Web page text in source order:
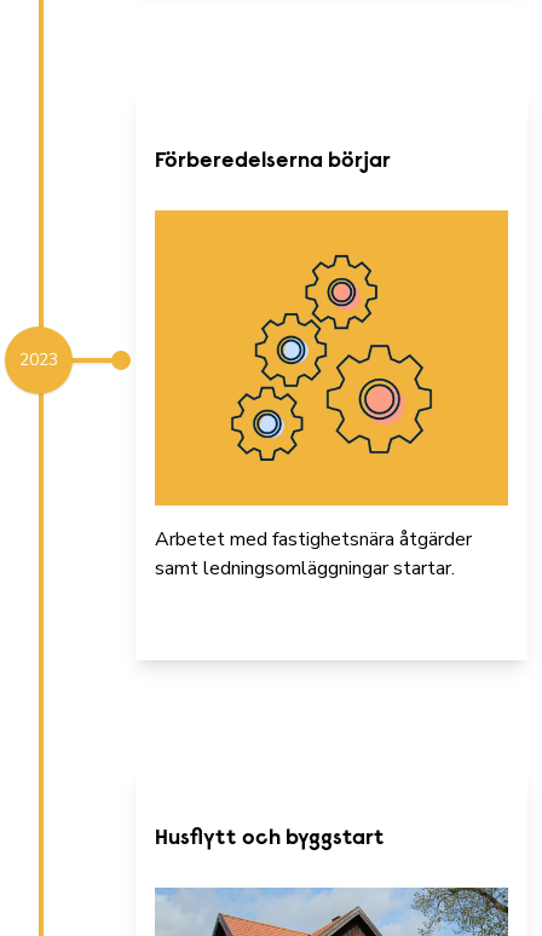
2023
Förberedelserna börjar
Arbetet med fastighetsnära åtgärder
samt ledningsomläggningar startar.
Husflytt och byggstart